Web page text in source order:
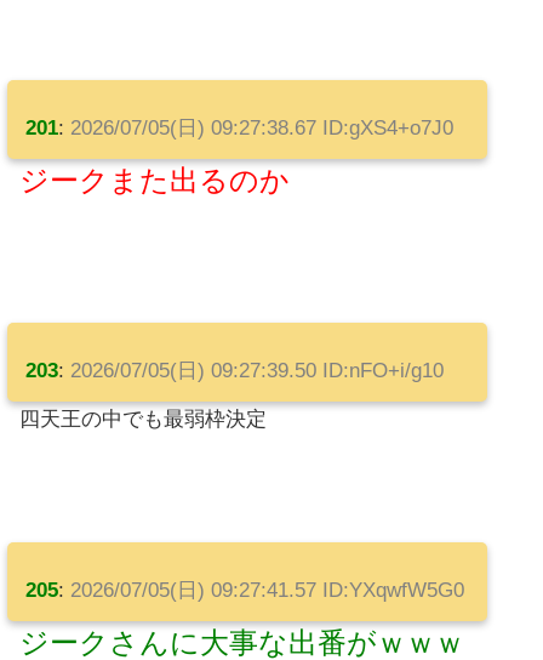
201: 2026/07/05(日) 09:27:38.67 ID:gXS4+o7J0
ジークまた出るのか
203: 2026/07/05(日) 09:27:39.50 ID:nFO+i/g10
四天王の中でも最弱枠決定
205: 2026/07/05(日) 09:27:41.57 ID:YXqwfW5G0
ジークさんに大事な出番がｗｗｗ